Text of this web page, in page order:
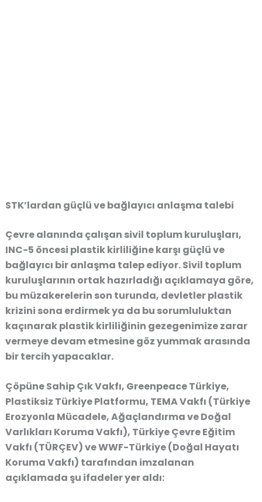
STK’lardan güçlü ve bağlayıcı anlaşma talebi
Çevre alanında çalışan sivil toplum kuruluşları,
INC-5 öncesi plastik kirliliğine karşı güçlü ve
bağlayıcı bir anlaşma talep ediyor. Sivil toplum
kuruluşlarının ortak hazırladığı açıklamaya göre,
bu müzakerelerin son turunda, devletler plastik
krizini sona erdirmek ya da bu sorumluluktan
kaçınarak plastik kirliliğinin gezegenimize zarar
vermeye devam etmesine göz yummak arasında
bir tercih yapacaklar.
Çöpüne Sahip Çık Vakfı, Greenpeace Türkiye,
Plastiksiz Türkiye Platformu, TEMA Vakfı (Türkiye
Erozyonla Mücadele, Ağaçlandırma ve Doğal
Varlıkları Koruma Vakfı), Türkiye Çevre Eğitim
Vakfı (TÜRÇEV) ve WWF-Türkiye (Doğal Hayatı
Koruma Vakfı) tarafından imzalanan
açıklamada şu ifadeler yer aldı: